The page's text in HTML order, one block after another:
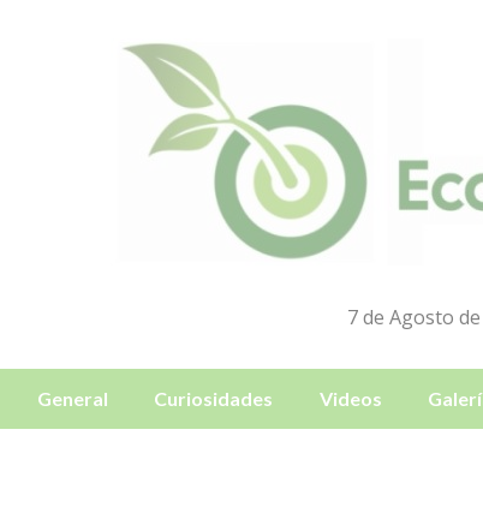
7 de Agosto
General Curiosidades Videos